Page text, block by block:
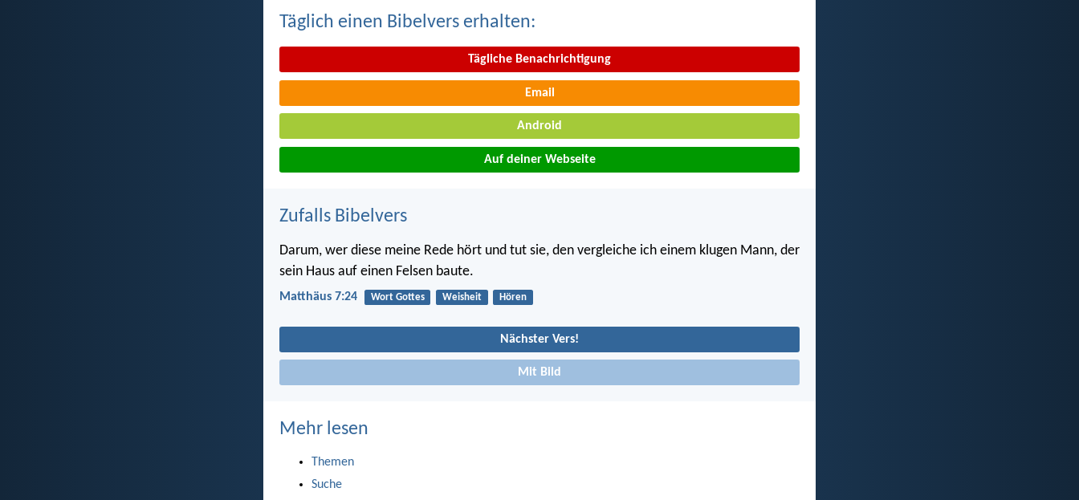
Täglich einen Bibelvers erhalten:
Tägliche Benachrichtigung
Email
Android
Auf deiner Webseite
Zufalls Bibelvers
Darum, wer diese meine Rede hört und tut sie, den vergleiche ich einem klugen Mann, der
sein Haus auf einen Felsen baute.
Matthäus 7:24 Wort Gottes Weisheit Hören
Nächster Vers!
Mit Bild
Mehr lesen
Themen
Suche